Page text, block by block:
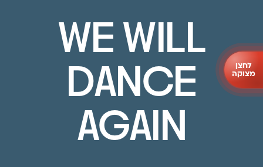
WE WILL
DANCE
AGAIN
לחצן
מצוקה